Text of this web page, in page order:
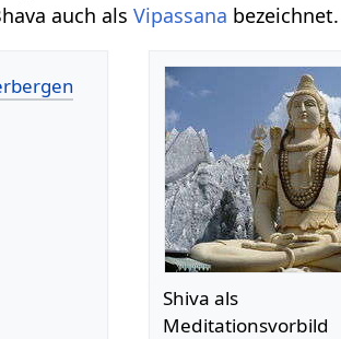
auch alsVipassana bezeichnet.
Shiva als
Meditationsvorbild